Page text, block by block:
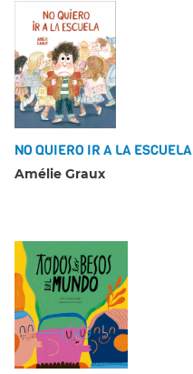
NO QUIERO IR A LA ESCUELA
Amélie Graux